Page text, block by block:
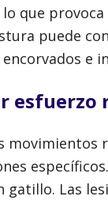
que
puede
e
esfuerzo
gatillo. Las